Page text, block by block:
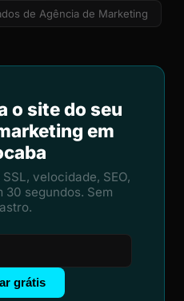
de Agência de Marketing
o site do seu
em
velocidade, SEO,
30 segundos. Sem
grátis